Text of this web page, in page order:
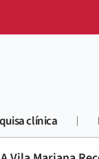
clínica